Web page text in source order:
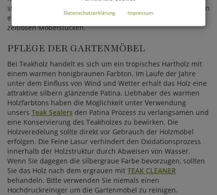
stehen im Vordergrund der Produktion und garantieren Ihnen
eine lang anhaltende Freude mit diesen hochwertigen
zeitlosen Möbelstücken.
PFLEGE DER GARTENMÖBEL
Bei Teakholz handelt es sich um ein tropisches Hartholz mit
einem warmen honigbraunen Farbton. Im Laufe der Jahre
unter dem Einfluss von Wind und Wetter erhält das Holz eine
attraktive silbern glänzende Patina. Liebhaber des warmen
Holzfarbtons haben die Möglichkeit unter Verwendung
unsers Teak Sealers den Patina Prozess zu verlangsamen und
eine Konservierung des Teakholzes zu bewirken. Die
Holzveredelung sollte direkt vor Gebrauch der Holzmöbel
erfolgen. Die Feine Lasur verhindert den Oxidationsprozess
innerhalb der Holzstruktur durch Abweisen von Wasser.
Wenn Sie dagegen die silbergraue Farbe bevorzugen, sollten
Sie das Holz nach dem ergrauen mit TEAK CLEANER
behandeln. Bitte verwenden Sie niemals einen
Hochdruckreiniger um die Gartenmöbel zu reinigen.
Datenschutzerklärung Impressum